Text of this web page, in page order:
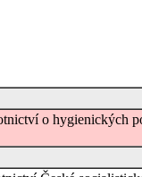
o hygienických